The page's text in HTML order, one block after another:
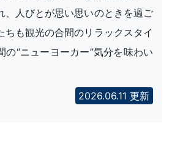
、人びとが思い思いのときを過ご
ちも観光の合間のリラックスタイ
の“ニューヨーカー”気分を味わい
2026.06.11 更新